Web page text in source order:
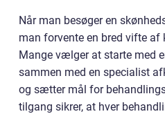
Når man besøger en
man forvente en bred vifte af
Mange vælger at starte med
sammen med en specialist
og sætter mål for
tilgang sikrer, at hver